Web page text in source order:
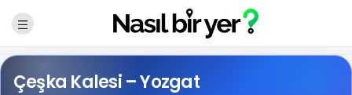
Çeşka Kalesi – Yozgat